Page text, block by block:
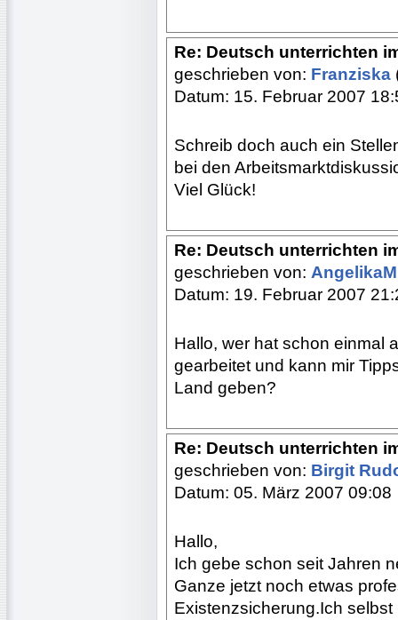
Re: Deutsch unterrichten
geschrieben von: Franziska
Datum: 15. Februar 2007
Schreib doch auch ein
bei den
Viel Glück!
Re: Deutsch unterrichten
geschrieben von:
Datum: 19. Februar 2007
Hallo, wer hat schon einmal
gearbeitet und kann mir
Land geben?
Re: Deutsch unterrichten
geschrieben von: Birgit
Datum: 05. März 2007 09:08
Hallo,
Ich gebe schon seit Jahren
Ganze jetzt noch etwas
Existenzsicherung.Ich